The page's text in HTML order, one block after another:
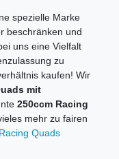
spezielle Marke
beschränken und
uns eine Vielfalt
zu
kaufen! Wir
mit
250ccm Racing
mehr zu fairen
Quads